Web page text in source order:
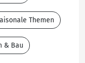
Themen
& Bau